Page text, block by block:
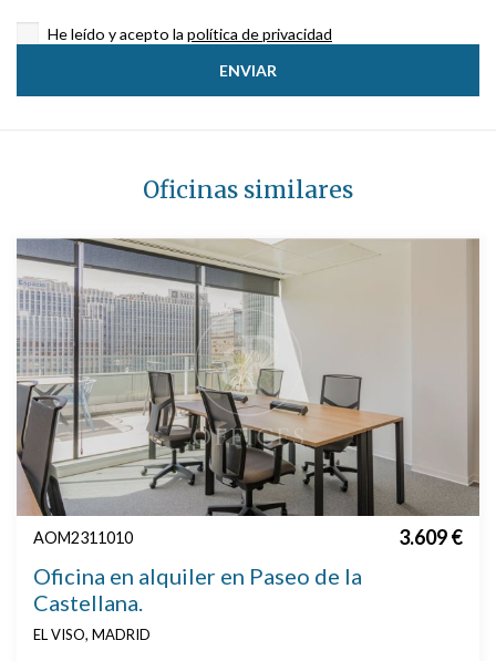
He leído y acepto la política de privacidad
Oficinas similares
AOM2311010 3.609 €
Oficina en alquiler en Paseo de la
Castellana.
EL VISO, MADRID